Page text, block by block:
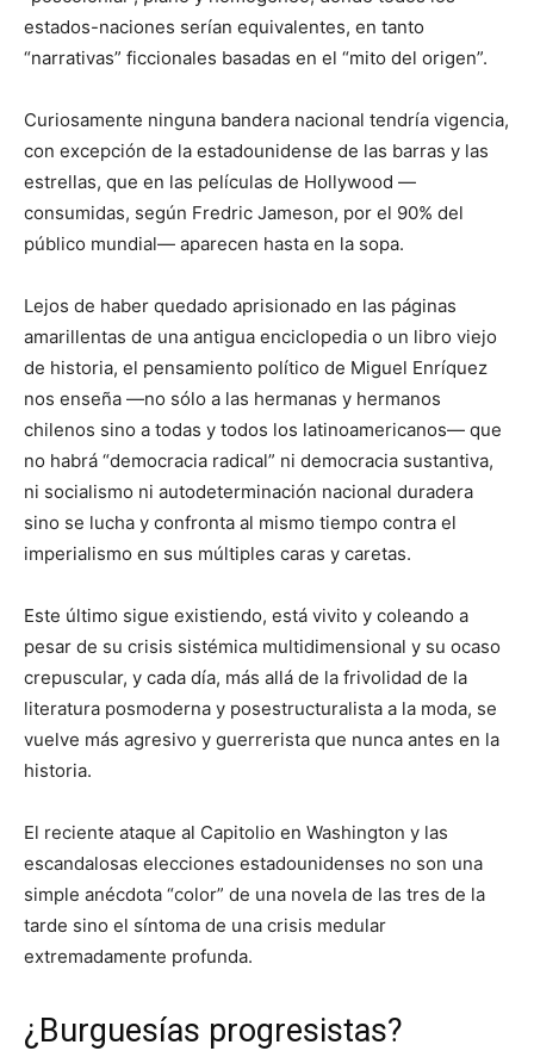
estados-naciones serían equivalentes, en tanto
“narrativas” ficcionales basadas en el “mito del origen”.
Curiosamente ninguna bandera nacional tendría vigencia,
con excepción de la estadounidense de las barras y las
estrellas, que en las películas de Hollywood —
consumidas, según Fredric Jameson, por el 90% del
público mundial— aparecen hasta en la sopa.
Lejos de haber quedado aprisionado en las páginas
amarillentas de una antigua enciclopedia o un libro viejo
de historia, el pensamiento político de Miguel Enríquez
nos enseña —no sólo a las hermanas y hermanos
chilenos sino a todas y todos los latinoamericanos— que
no habrá “democracia radical” ni democracia sustantiva,
ni socialismo ni autodeterminación nacional duradera
sino se lucha y confronta al mismo tiempo contra el
imperialismo en sus múltiples caras y caretas.
Este último sigue existiendo, está vivito y coleando a
pesar de su crisis sistémica multidimensional y su ocaso
crepuscular, y cada día, más allá de la frivolidad de la
literatura posmoderna y posestructuralista a la moda, se
vuelve más agresivo y guerrerista que nunca antes en la
historia.
El reciente ataque al Capitolio en Washington y las
escandalosas elecciones estadounidenses no son una
simple anécdota “color” de una novela de las tres de la
tarde sino el síntoma de una crisis medular
extremadamente profunda.
¿Burguesías progresistas?